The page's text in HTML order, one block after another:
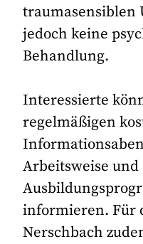
traumasensiblen
jedoch keine
Behandlung.
Interessierte
regelmäßigen
Arbeitsweise und
informieren. Für
Nerschbach